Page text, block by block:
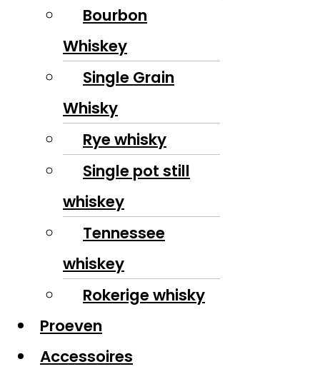
Bourbon
Whiskey
Single Grain
Whisky
Rye whisky
Single pot still
whiskey
Tennessee
whiskey
Rokerige whisky
Proeven
Accessoires